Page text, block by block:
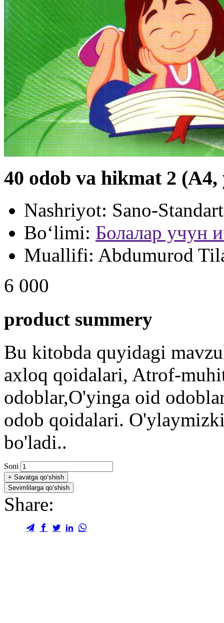
40 odob va hikmat 2 (А4,
Nashriyot: Sano-Standart
Bo‘limi: Болалар учун
Muallifi: Abdumurod
6 000
product summery
Bu kitobda quyidagi
axloq qoidalari, Atrof-
odoblar,O'yinga oid
odob qoidalari.
bo'ladi..
Soni
+ Savatga qo‘shish
Sevimlilarga qo‘shish
Share: